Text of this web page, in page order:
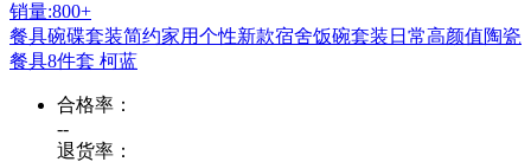
销量:800+
餐具碗碟套装简约家用个性新款宿舍饭碗套装日常高颜值陶瓷
餐具8件套 柯蓝
合格率：
--
退货率：